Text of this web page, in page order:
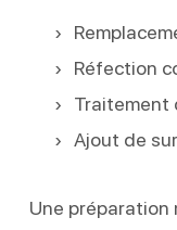
Réfection
Traitement
Ajout de
Une